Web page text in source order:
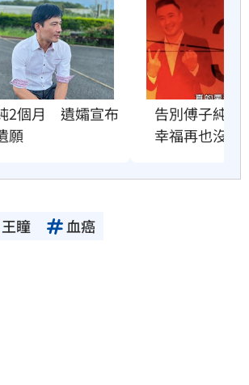
2個月　遺孀宣布
願
告別傅子純　
幸福再也沒有
王瞳 血癌